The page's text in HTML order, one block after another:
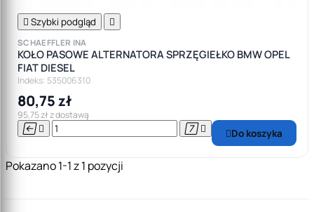
 Szybki podgląd 
SCHAEFFLER INA
KOŁO PASOWE ALTERNATORA SPRZĘGIEŁKO BMW OPEL
FIAT DIESEL
Indeks: 535006310
80,75 zł
95,75 zł z dostawą
    Do koszyka
Pokazano 1-1 z 1 pozycji